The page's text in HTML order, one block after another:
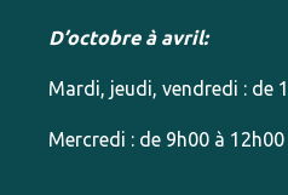
D’octobre à avril:
Mardi, jeudi, vendredi : de
Mercredi : de 9h00 à